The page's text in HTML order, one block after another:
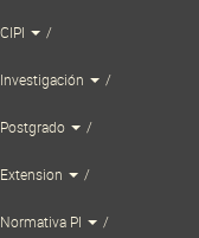
to
CIPI
Investigación
Postgrado
Extension
Normativa PI